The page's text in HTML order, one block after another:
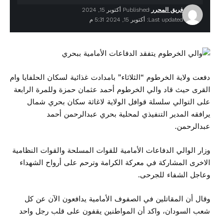
Last updated: أكتوبر 15, 2024 5:31 م
فريق المحرر Published أكتوبر 15, 2024
دفعت ولاية الخرطوم “الثلاثاء” بامدادت غذائية لسكان الحلفايا وام
القرى حيث قاد والي الخرطوم أحمد عثمان حمزة وللمرة الرابعة
على التوالي سلسلة قوافل الولاية لاغاثة سكان بحري شمال
يرافقه المدير التنفيذي لمحلية بحري عبدالرحمن أحمد
عبدالرحمن.
وزار الوالي الدفاعات الأمامية للقوات المسلحة والقوات النظامية
الاخرى المشاركة في معركة الكرامة وترحم على أرواح الشهداء
وعاجل الشفاء للجرحى.
وقال أن المقاتلين في الصفوف الأمامية يدافعون الآن عن كل
شعب السودان، واكد أن المواطنين يقفون على قلب رجل واحد